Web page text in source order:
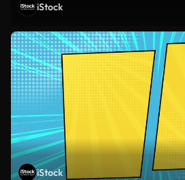
iStock
iStock